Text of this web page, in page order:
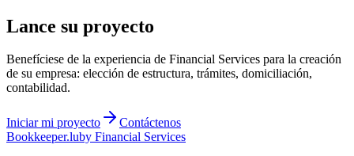
Lance su proyecto
Benefíciese de la experiencia de Financial Services para la creación
de su empresa: elección de estructura, trámites, domiciliación,
contabilidad.
Iniciar mi proyecto
Contáctenos
Bookkeeper.luby Financial Services